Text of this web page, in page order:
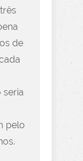
de
seria
pelo